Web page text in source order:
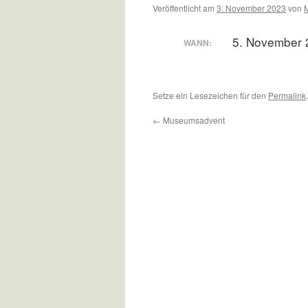
Veröffentlicht am 3. November 2023 von
WANN: 5. November
Setze ein Lesezeichen für den Permalink.
← Museumsadvent